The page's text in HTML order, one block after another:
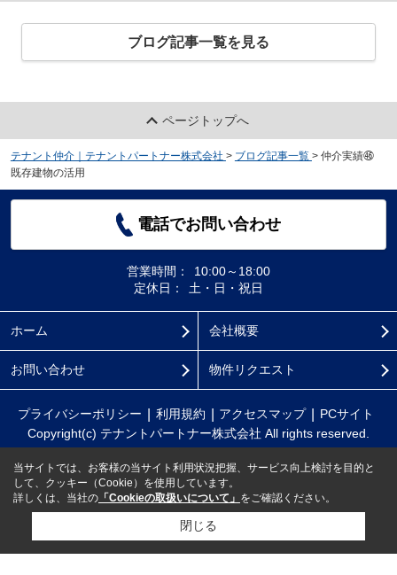
ブログ記事一覧を見る
ページトップへ
テナント仲介｜テナントパートナー株式会社 > ブログ記事一覧 > 仲介実績㊻
既存建物の活用
電話でお問い合わせ
営業時間：
10:00～18:00
定休日：
土・日・祝日
ホーム 会社概要
お問い合わせ 物件リクエスト
プライバシーポリシー 利用規約 アクセスマップ
PCサイト
Copyright(c) テナントパートナー株式会社 All rights reserved.
当サイトでは、お客様の当サイト利用状況把握、サービス向上検討を目的と
して、クッキー（Cookie）を使用しています。
詳しくは、当社の 「Cookieの取扱いについて」 をご確認ください。
閉じる